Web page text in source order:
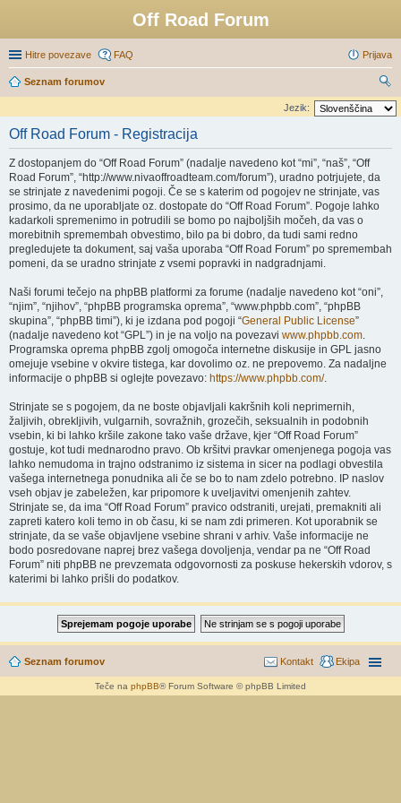
Off Road Forum
Hitre povezave FAQ Prijava
Seznam forumov
sk
e
Jezik:
Off Road Forum - Registracija
Z dostopanjem do “Off Road Forum” (nadalje navedeno kot “mi”, “naš”, “Off
Road Forum”, “http://www.nivaoffroadteam.com/forum”), uradno potrjujete, da
se strinjate z navedenimi pogoji. Če se s katerim od pogojev ne strinjate, vas
prosimo, da ne uporabljate oz. dostopate do “Off Road Forum”. Pogoje lahko
kadarkoli spremenimo in potrudili se bomo po najboljših močeh, da vas o
morebitnih spremembah obvestimo, bilo pa bi dobro, da tudi sami redno
pregledujete ta dokument, saj vaša uporaba “Off Road Forum” po spremembah
pomeni, da se uradno strinjate z vsemi popravki in nadgradnjami.
Naši forumi tečejo na phpBB platformi za forume (nadalje navedeno kot “oni”,
“njim”, “njihov”, “phpBB programska oprema”, “www.phpbb.com”, “phpBB
skupina”, “phpBB timi”), ki je izdana pod pogoji “General Public License”
(nadalje navedeno kot “GPL”) in je na voljo na povezavi www.phpbb.com.
Programska oprema phpBB zgolj omogoča internetne diskusije in GPL jasno
omejuje vsebine v okvire tistega, kar dovolimo oz. ne prepovemo. Za nadaljne
informacije o phpBB si oglejte povezavo: https://www.phpbb.com/.
Strinjate se s pogojem, da ne boste objavljali kakršnih koli neprimernih,
žaljivih, obrekljivih, vulgarnih, sovražnih, grozečih, seksualnih in podobnih
vsebin, ki bi lahko kršile zakone tako vaše države, kjer “Off Road Forum”
gostuje, kot tudi mednarodno pravo. Ob kršitvi pravkar omenjenega pogoja vas
lahko nemudoma in trajno odstranimo iz sistema in sicer na podlagi obvestila
vašega internetnega ponudnika ali če se bo to nam zdelo potrebno. IP naslov
vseh objav je zabeležen, kar pripomore k uveljavitvi omenjenih zahtev.
Strinjate se, da ima “Off Road Forum” pravico odstraniti, urejati, premakniti ali
zapreti katero koli temo in ob času, ki se nam zdi primeren. Kot uporabnik se
strinjate, da se vaše objavljene vsebine shrani v arhiv. Vaše informacije ne
bodo posredovane naprej brez vašega dovoljenja, vendar pa ne “Off Road
Forum” niti phpBB ne prevzemata odgovornosti za poskuse hekerskih vdorov, s
katerimi bi lahko prišli do podatkov.
Seznam forumov Ekipa
Kontakt
Teče na phpBB® Forum Software © phpBB Limited